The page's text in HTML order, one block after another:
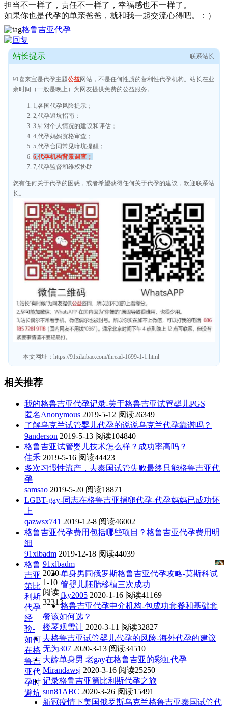
担当不一样了，责任不一样了，幸福感也不一样了。
如果你也是代孕的单亲爸爸，就和我一起交流心得吧。：）
格鲁吉亚代孕
站长提示
91喜来宝是代孕主题公益网站，不是任何性质的营利性代孕机构。站长在业
余时间（一般是晚上）为网友提供免费的公益服务。
1,各国代孕风险提示；
2,代孕避坑指南；
3,针对个人情况的建议和评估；
4,代孕妈妈资格审查；
5,代孕合同常见暗坑提醒；
6,代孕机构背景调查；
7,代孕监督和维权协助
您有任何关于代孕的困惑，或者希望获得任何关于代孕的建议，欢迎联系站
长。
本文网址： https://91xilaibao.com/thread-1699-1-1.html
联系站长
相关推荐
我的格鲁吉亚代孕记录-关于格鲁吉亚试管婴儿PGS
匿名Anonymous 2019-5-12 阅读26349
了解乌克兰试管婴儿代孕的说说乌克兰代孕靠谱吗？
9anderson 2019-5-13 阅读104840
格鲁吉亚试管婴儿技术怎么样？成功率高吗？
佳禾 2019-5-16 阅读44423
多次习惯性流产，去泰国试管失败最终只能格鲁吉亚代
孕
samsao 2019-5-20 阅读18871
LGBT-gay-同志在格鲁吉亚捐卵代孕-代孕妈妈已成功怀
上
qazwsx741 2019-12-8 阅读46002
格鲁吉亚代孕费用包括哪些项目？格鲁吉亚代孕费用明
细
91xlbadm 2019-12-18 阅读44039
格鲁
吉亚
第比
利斯
代孕
经
验-
如何
在格
鲁吉
亚代
孕时
避坑
91xlbadm
2020-
1-10
阅读
32313
单身男同俄罗斯格鲁吉亚代孕攻略-莫斯科试
管婴儿胚胎移植三次成功
fky2005 2020-1-16 阅读41169
格鲁吉亚代孕中介机构-包成功套餐和基础套
餐该如何选？
楼琴观雪让 2020-3-11 阅读32827
去格鲁吉亚试管婴儿代孕的风险-海外代孕的建议
无为307 2020-3-13 阅读34510
大龄单身男 老gay在格鲁吉亚的彩虹代孕
Mirandawsj 2020-3-16 阅读25250
记录格鲁吉亚第比利斯代孕之旅
sun81ABC 2020-3-26 阅读15491
新冠疫情下美国俄罗斯乌克兰格鲁吉亚泰国试管代